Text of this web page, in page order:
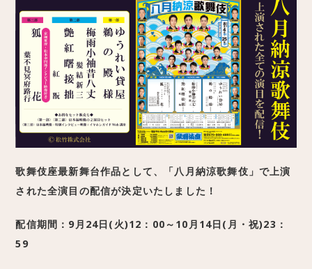
歌舞伎座最新舞台作品として、「八月納涼歌舞伎」で上演
された全演目の配信が決定いたしました！
配信期間：9月24日(火)12：00～10月14日(月・祝)23：
59